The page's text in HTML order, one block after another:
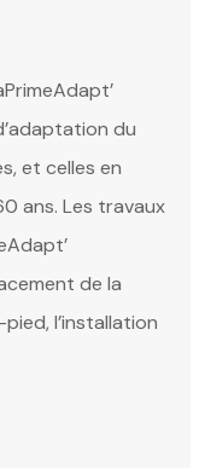
du
et celles en
ans. Les travaux
de la
l’installation